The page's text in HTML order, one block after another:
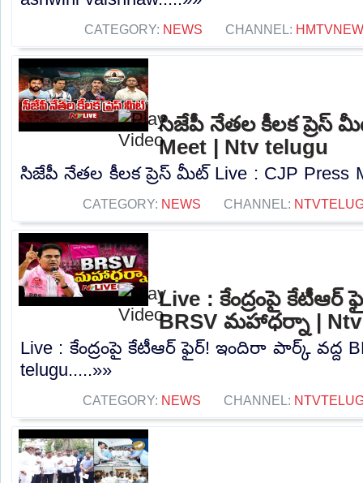
CATEGORY: NEWS CHANNEL:
సిజేపీ నేతల కీలక ప్రెస్
Meet | Ntv telugu
సిజేపీ నేతల కీలక ప్రెస్ మీట్ Live : CJP Press
CATEGORY: NEWS CHANNEL:
Live : కేంద్రంపై కేటీఆర్
BRSV మహాధర్నా |
Live : కేంద్రంపై కేటీఆర్ ఫైర్! ఇందిరా పార్క్ వద్ద
telugu.....»»
CATEGORY: NEWS CHANNEL: